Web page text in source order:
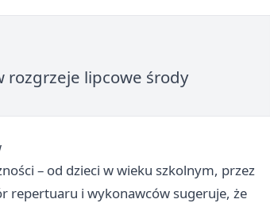
rozgrzeje lipcowe środy
– od dzieci w wieku szkolnym, przez
repertuaru i wykonawców sugeruje, że